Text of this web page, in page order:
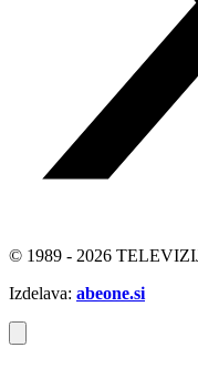
© 1989 - 2026
Izdelava: abeone.si